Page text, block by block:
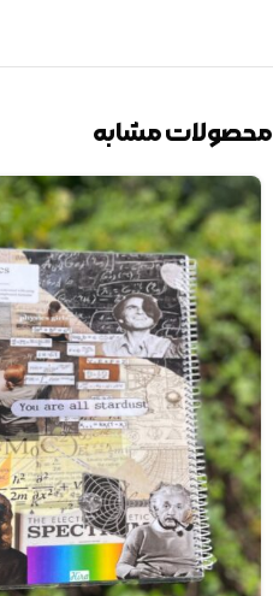
محصولات مشابه